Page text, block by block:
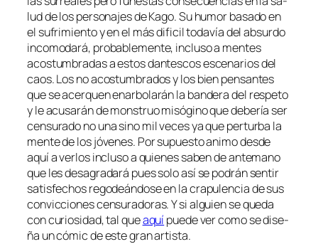
lud de los per­so­na­jes de Kago. Su hu­mor ba­sa­do en
el su­fri­mien­to y en el más di­fi­cil to­da­vía del ab­sur­do
in­co­mo­da­rá, pro­ba­ble­men­te, in­clu­so a men­tes
acos­tum­bra­das a es­tos dan­tes­cos es­ce­na­rios del
caos. Los no acos­tum­bra­dos y los bien pen­san­tes
que se acer­quen en­ar­bo­la­rán la ban­de­ra del res­pe­to
y le acu­sa­rán de mons­truo mi­só­gino que de­be­ría ser
cen­su­ra­do no una sino mil ve­ces ya que per­tur­ba la
men­te de los jó­ve­nes. Por su­pues­to ani­mo des­de
aquí a ver­los in­clu­so a quie­nes sa­ben de an­te­mano
que les des­agra­da­rá pues so­lo así se po­drán sen­tir
sa­tis­fe­chos re­go­deán­do­se en la cra­pu­len­cia de sus
con­vic­cio­nes cen­su­ra­do­ras. Y si al­guien se que­da
con cu­rio­si­dad, tal queaquí pue­de ver co­mo se di­se­
ña un có­mic de es­te gran artista.